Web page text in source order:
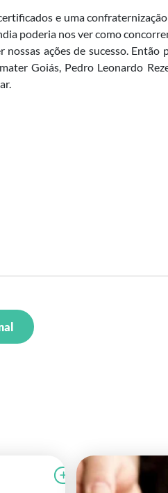
e uma
poderia nos ver como
nossas ações de sucesso.
Goiás, Pedro Leonardo
Ler notícia FAEG